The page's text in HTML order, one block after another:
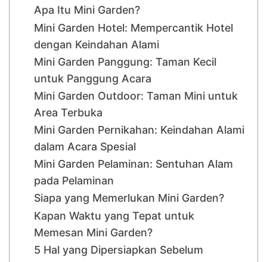
Apa Itu Mini Garden?
Mini Garden Hotel: Mempercantik Hotel
dengan Keindahan Alami
Mini Garden Panggung: Taman Kecil
untuk Panggung Acara
Mini Garden Outdoor: Taman Mini untuk
Area Terbuka
Mini Garden Pernikahan: Keindahan Alami
dalam Acara Spesial
Mini Garden Pelaminan: Sentuhan Alam
pada Pelaminan
Siapa yang Memerlukan Mini Garden?
Kapan Waktu yang Tepat untuk
Memesan Mini Garden?
5 Hal yang Dipersiapkan Sebelum